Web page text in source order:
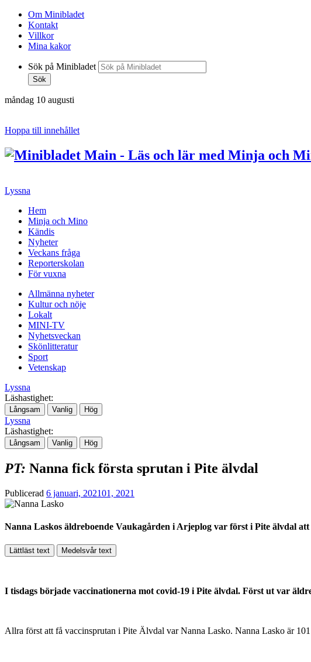
Om Minibladet
Kontakt
Villkor
Mina kakor
Sök på Minibladet
Sök
måndag 10 augusti
Hoppa till innehållet
Lyssna
Hem
Minja och Mino
Kändis
Nyheter
Veckans fråga
Reporterskolan
För vuxna
Allmänna nyheter
Kultur och nöje
Lokalt
MINI-TV
Nyhetsveckan
Skönlitteratur
Sport
Vetenskap
Lyssna
Läshastighet:
Långsam Vanlig Hög
Lyssna
Läshastighet:
Långsam Vanlig Hög
PT: Nanna fick första sprutan i Pite älvdal
Publicerad 6 januari, 202101, 2021
Nanna Laskos äldreboende Vaukagården i Arjeplog var först i Pite älvdal
Lättläst text Medelsvår text
I tisdags började vaccinationerna mot covid-19 i Pite älvdal. Först ut var
Allra först att få vaccinsprutan i Pite Älvdal var Nanna Lasko. Nanna Lasko är 101